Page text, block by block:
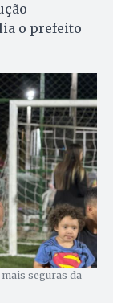
o prefeito
seguras da